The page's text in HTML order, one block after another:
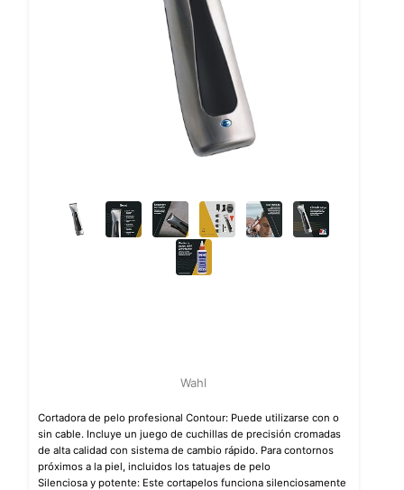
Wahl
Cortadora de pelo profesional Contour: Puede utilizarse con o
sin cable. Incluye un juego de cuchillas de precisión cromadas
de alta calidad con sistema de cambio rápido. Para contornos
próximos a la piel, incluidos los tatuajes de pelo
Silenciosa y potente: Este cortapelos funciona silenciosamente